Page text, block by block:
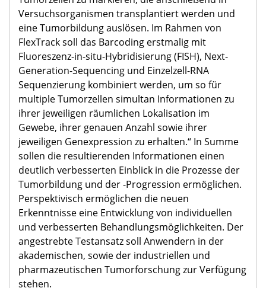
Versuchsorganismen transplantiert werden und
eine Tumorbildung auslösen. Im Rahmen von
FlexTrack soll das Barcoding erstmalig mit
Fluoreszenz-in-situ-Hybridisierung (FISH), Next-
Generation-Sequencing und Einzelzell-RNA
Sequenzierung kombiniert werden, um so für
multiple Tumorzellen simultan Informationen zu
ihrer jeweiligen räumlichen Lokalisation im
Gewebe, ihrer genauen Anzahl sowie ihrer
jeweiligen Genexpression zu erhalten.“ In Summe
sollen die resultierenden Informationen einen
deutlich verbesserten Einblick in die Prozesse der
Tumorbildung und der -Progression ermöglichen.
Perspektivisch ermöglichen die neuen
Erkenntnisse eine Entwicklung von individuellen
und verbesserten Behandlungsmöglichkeiten. Der
angestrebte Testansatz soll Anwendern in der
akademischen, sowie der industriellen und
pharmazeutischen Tumorforschung zur Verfügung
stehen.